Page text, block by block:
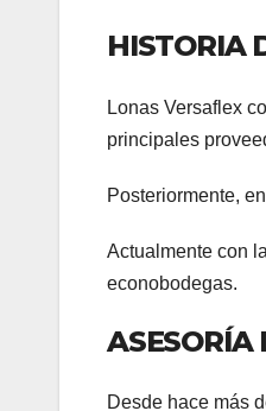
HISTORIA
Lonas Versaflex
principales
Posteriormente,
Actualmente con
econobodegas.
ASESORÍA
Desde hace más